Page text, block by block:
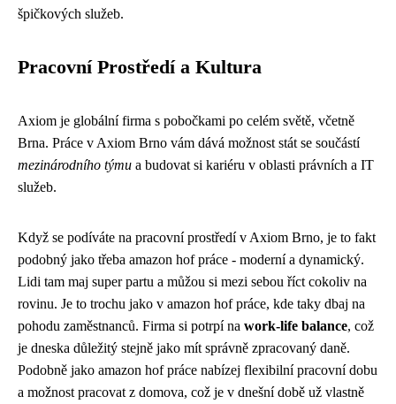
špičkových služeb.
Pracovní Prostředí a Kultura
Axiom je globální firma s pobočkami po celém světě, včetně
Brna. Práce v Axiom Brno vám dává možnost stát se součástí
mezinárodního týmu a budovat si kariéru v oblasti právních a IT
služeb.
Když se podíváte na pracovní prostředí v Axiom Brno, je to fakt
podobný jako třeba amazon hof práce - moderní a dynamický.
Lidi tam maj super partu a můžou si mezi sebou říct cokoliv na
rovinu. Je to trochu jako v amazon hof práce, kde taky dbaj na
pohodu zaměstnanců. Firma si potrpí na work-life balance, což
je dneska důležitý stejně jako mít správně zpracovaný daně.
Podobně jako amazon hof práce nabízej flexibilní pracovní dobu
a možnost pracovat z domova, což je v dnešní době už vlastně